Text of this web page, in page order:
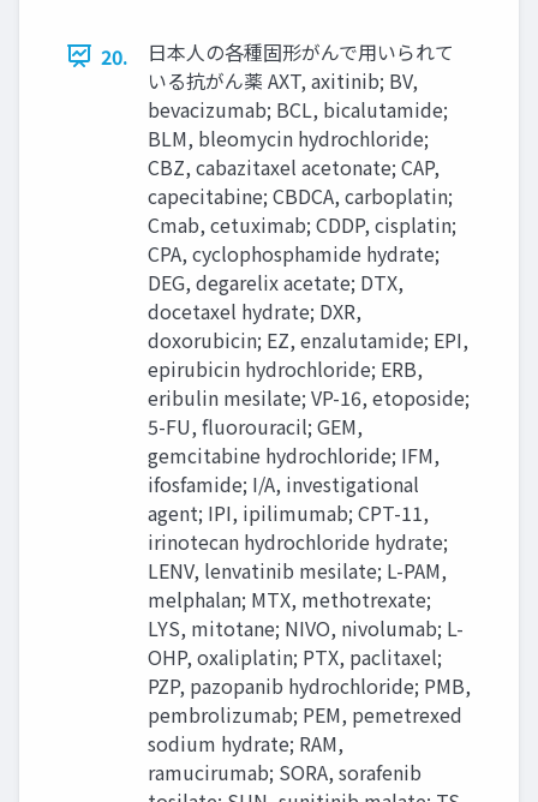
20.
日本人の各種固形がんで用いられて
いる抗がん薬 AXT, axitinib; BV,
bevacizumab; BCL, bicalutamide;
BLM, bleomycin hydrochloride;
CBZ, cabazitaxel acetonate; CAP,
capecitabine; CBDCA, carboplatin;
Cmab, cetuximab; CDDP, cisplatin;
CPA, cyclophosphamide hydrate;
DEG, degarelix acetate; DTX,
docetaxel hydrate; DXR,
doxorubicin; EZ, enzalutamide; EPI,
epirubicin hydrochloride; ERB,
eribulin mesilate; VP-16, etoposide;
5-FU, fluorouracil; GEM,
gemcitabine hydrochloride; IFM,
ifosfamide; I/A, investigational
agent; IPI, ipilimumab; CPT-11,
irinotecan hydrochloride hydrate;
LENV, lenvatinib mesilate; L-PAM,
melphalan; MTX, methotrexate;
LYS, mitotane; NIVO, nivolumab; L-
OHP, oxaliplatin; PTX, paclitaxel;
PZP, pazopanib hydrochloride; PMB,
pembrolizumab; PEM, pemetrexed
sodium hydrate; RAM,
ramucirumab; SORA, sorafenib